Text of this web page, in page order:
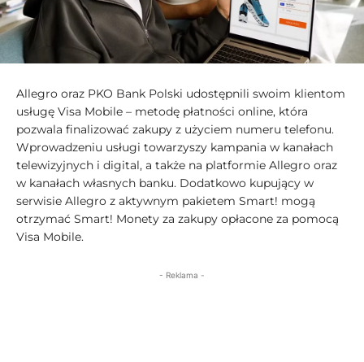
Allegro oraz PKO Bank Polski udostępnili swoim klientom
usługę Visa Mobile – metodę płatności online, która
pozwala finalizować zakupy z użyciem numeru telefonu.
Wprowadzeniu usługi towarzyszy kampania w kanałach
telewizyjnych i digital, a także na platformie Allegro oraz
w kanałach własnych banku. Dodatkowo kupujący w
serwisie Allegro z aktywnym pakietem Smart! mogą
otrzymać Smart! Monety za zakupy opłacone za pomocą
Visa Mobile.
- Reklama -